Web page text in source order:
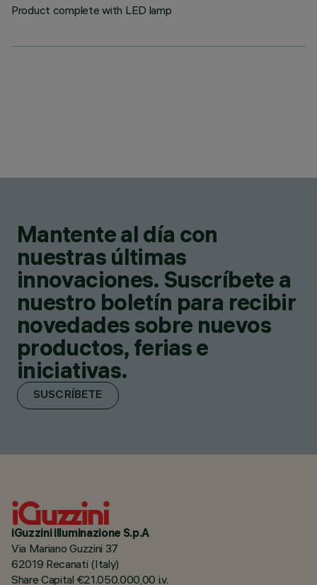
Product complete with LED lamp
Mantente al día con
nuestras últimas
innovaciones. Suscríbete a
nuestro boletín para recibir
novedades sobre nuevos
productos, ferias e
iniciativas.
SUSCRÍBETE
iGuzzini illuminazione S.p.A
Via Mariano Guzzini 37
62019 Recanati (Italy)
Share Capital €21.050.000,00 i.v.